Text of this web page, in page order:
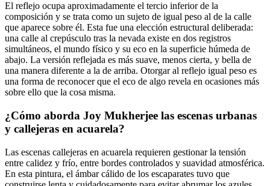
El reflejo ocupa aproximadamente el tercio inferior de la
composición y se trata como un sujeto de igual peso al de la calle
que aparece sobre él. Esta fue una elección estructural deliberada:
una calle al crepúsculo tras la nevada existe en dos registros
simultáneos, el mundo físico y su eco en la superficie húmeda de
abajo. La versión reflejada es más suave, menos cierta, y bella de
una manera diferente a la de arriba. Otorgar al reflejo igual peso es
una forma de reconocer que el eco de algo revela en ocasiones más
sobre ello que la cosa misma.
¿Cómo aborda Joy Mukherjee las escenas urbanas
y callejeras en acuarela?
Las escenas callejeras en acuarela requieren gestionar la tensión
entre calidez y frío, entre bordes controlados y suavidad atmosférica.
En esta pintura, el ámbar cálido de los escaparates tuvo que